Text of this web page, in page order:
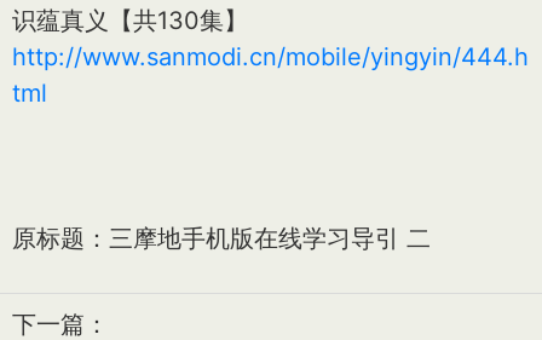
识蕴真义【共130集】
http://www.sanmodi.cn/mobile/yingyin/444.h
tml
原标题：三摩地手机版在线学习导引 二
下一篇：